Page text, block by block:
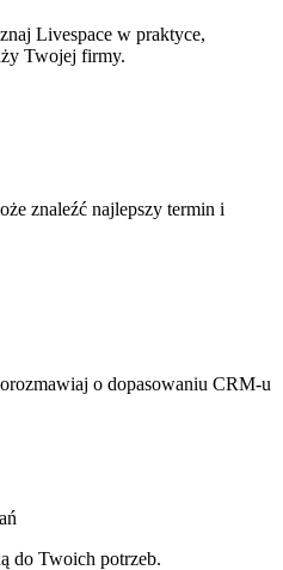
Livespace w praktyce,
Twojej firmy.
znaleźć najlepszy termin i
o dopasowaniu CRM-u
do Twoich potrzeb.